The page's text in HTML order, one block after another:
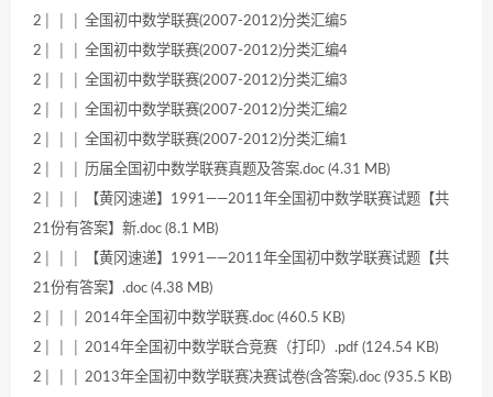
2│ │ │ 全国初中数学联赛(2007-2012)分类汇编5
2│ │ │ 全国初中数学联赛(2007-2012)分类汇编4
2│ │ │ 全国初中数学联赛(2007-2012)分类汇编3
2│ │ │ 全国初中数学联赛(2007-2012)分类汇编2
2│ │ │ 全国初中数学联赛(2007-2012)分类汇编1
2│ │ │ 历届全国初中数学联赛真题及答案.doc (4.31 MB)
2│ │ │ 【黄冈速递】1991——2011年全国初中数学联赛试题【共
21份有答案】新.doc (8.1 MB)
2│ │ │ 【黄冈速递】1991——2011年全国初中数学联赛试题【共
21份有答案】.doc (4.38 MB)
2│ │ │ 2014年全国初中数学联赛.doc (460.5 KB)
2│ │ │ 2014年全国初中数学联合竞赛（打印）.pdf (124.54 KB)
2│ │ │ 2013年全国初中数学联赛决赛试卷(含答案).doc (935.5 KB)